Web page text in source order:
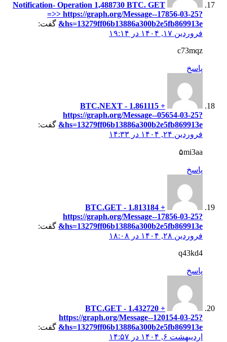
Notification- Operation 1,488730 BTC. GET
=>> https://graph.org/Message--17856-03-25?
hs=13279ff06b13886a300b2e5fb869913e&
گفت:
فروردین ۱۷, ۱۴۰۴ در ۱۹:۱۴
c73mqz
پاسخ
+ 1.861115 BTC.NEXT -
https://graph.org/Message--05654-03-25?
hs=13279ff06b13886a300b2e5fb869913e&
گفت:
فروردین ۲۴, ۱۴۰۴ در ۱۴:۳۳
۵mi3aa
پاسخ
+ 1.813184 BTC.GET -
https://graph.org/Message--17856-03-25?
hs=13279ff06b13886a300b2e5fb869913e&
گفت:
فروردین ۲۸, ۱۴۰۴ در ۱۸:۰۸
q43kd4
پاسخ
+ 1.432720 BTC.GET -
https://graph.org/Message--120154-03-25?
hs=13279ff06b13886a300b2e5fb869913e&
گفت:
اردیبهشت ۶, ۱۴۰۴ در ۱۴:۵۷